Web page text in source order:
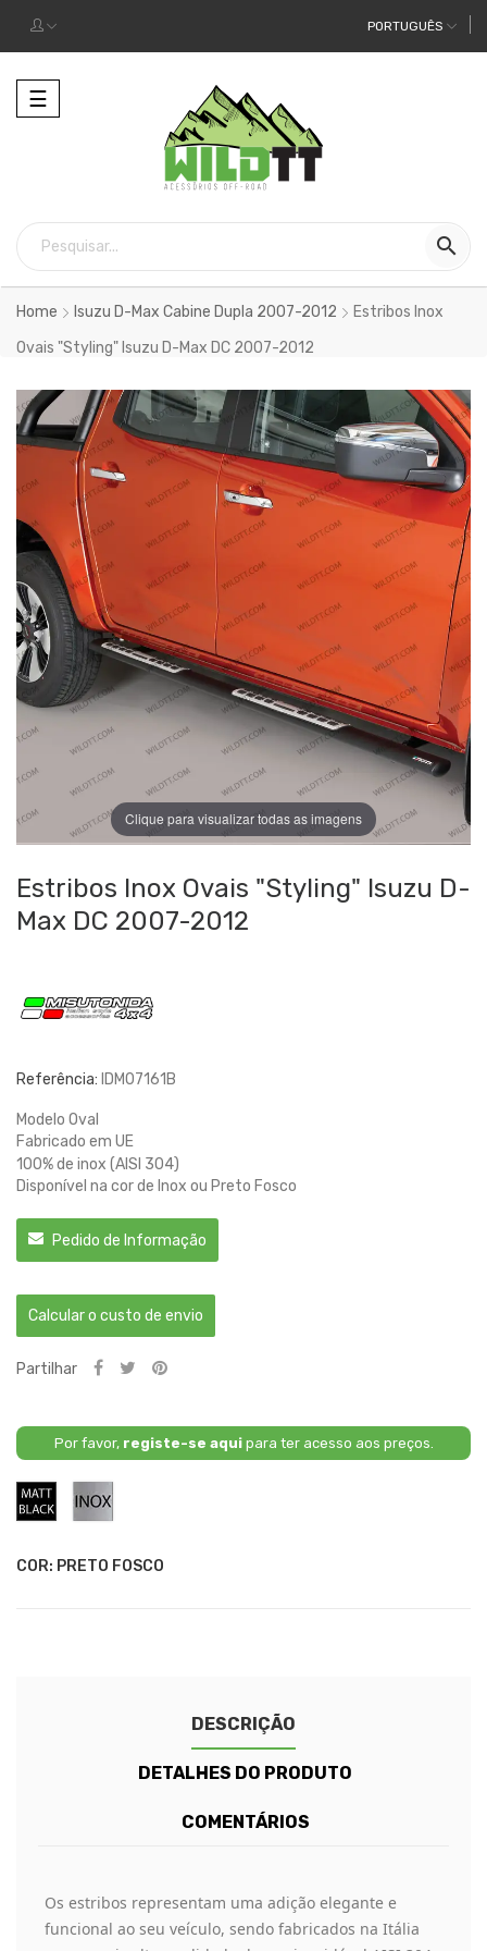
PORTUGUÊS
Alternar
a
☰

Home Isuzu D-Max Cabine Dupla 2007-2012
Estribos Inox
Ovais "Styling" Isuzu D-Max DC 2007-2012
Clique para visualizar todas as imagens
Estribos Inox Ovais "Styling" Isuzu D-
Max DC 2007-2012
Referência: IDM07161B
Modelo Oval
Fabricado em UE
100% de inox (AISI 304)
Disponível na cor de Inox ou Preto Fosco
Pedido de Informação
Calcular o custo de envio
Partilhar
Por favor, registe-se aquipara ter acesso aos preços.
COR: PRETO FOSCO
Preto
Fosco
DESCRIÇÃO
DETALHES DO PRODUTO
COMENTÁRIOS
Os estribos representam uma adição elegante e
funcional ao seu veículo, sendo fabricados na Itália